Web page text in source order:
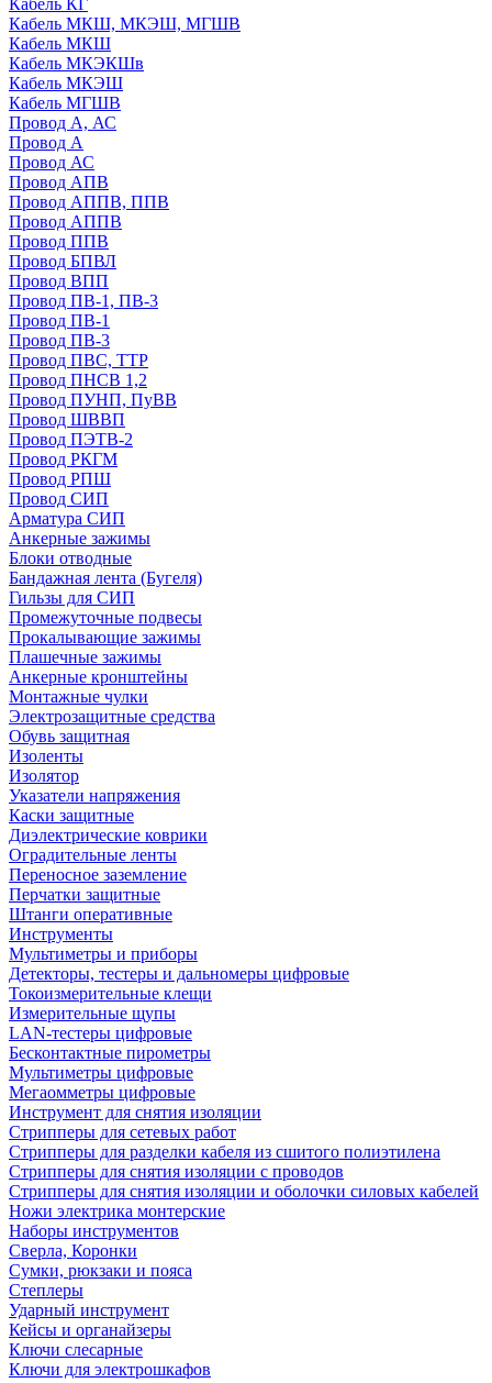
Кабель КГ
Кабель МКШ, МКЭШ, МГШВ
Кабель МКШ
Кабель МКЭКШв
Кабель МКЭШ
Кабель МГШВ
Провод А, АС
Провод А
Провод АС
Провод АПВ
Провод АППВ, ППВ
Провод АППВ
Провод ППВ
Провод БПВЛ
Провод ВПП
Провод ПВ-1, ПВ-3
Провод ПВ-1
Провод ПВ-3
Провод ПВС, ТТР
Провод ПНСВ 1,2
Провод ПУНП, ПуВВ
Провод ШВВП
Провод ПЭТВ-2
Провод РКГМ
Провод РПШ
Провод СИП
Арматура СИП
Анкерные зажимы
Блоки отводные
Бандажная лента (Бугеля)
Гильзы для СИП
Промежуточные подвесы
Прокалывающие зажимы
Плашечные зажимы
Анкерные кронштейны
Монтажные чулки
Электрозащитные средства
Обувь защитная
Изоленты
Изолятор
Указатели напряжения
Каски защитные
Диэлектрические коврики
Оградительные ленты
Переносное заземление
Перчатки защитные
Штанги оперативные
Инструменты
Мультиметры и приборы
Детекторы, тестеры и дальномеры цифровые
Токоизмерительные клещи
Измерительные щупы
LAN-тестеры цифровые
Бесконтактные пирометры
Мультиметры цифровые
Мегаомметры цифровые
Инструмент для снятия изоляции
Стрипперы для сетевых работ
Стрипперы для разделки кабеля из сшитого полиэтилена
Cтрипперы для снятия изоляции с проводов
Стрипперы для снятия изоляции и оболочки силовых кабелей
Ножи электрика монтерские
Наборы инструментов
Сверла, Коронки
Сумки, рюкзаки и пояса
Степлеры
Ударный инструмент
Кейсы и органайзеры
Ключи слесарные
Ключи для электрошкафов